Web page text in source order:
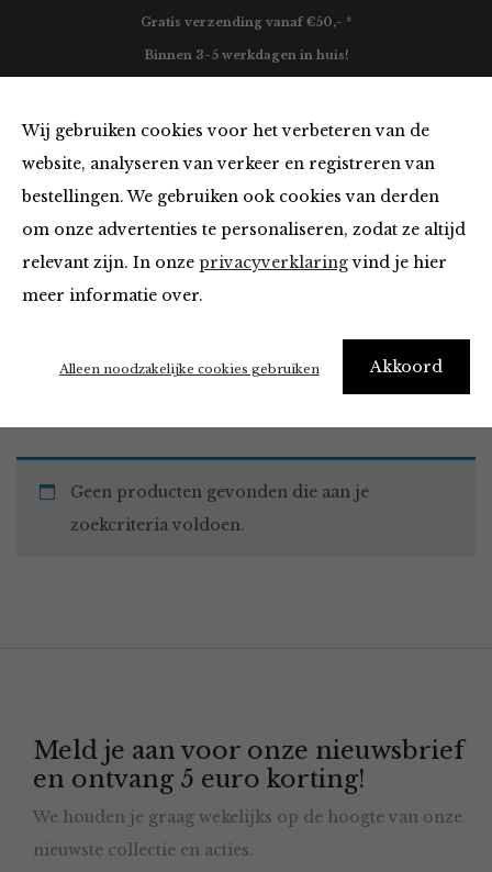
Wij gebruiken cookies voor het verbeteren van de
website, analyseren van verkeer en registreren van
bestellingen. We gebruiken ook cookies van derden
om onze advertenties te personaliseren, zodat ze altijd
relevant zijn. In onze privacyverklaringvind je hier
meer informatie over.
Akkoord
Alleen noodzakelijke cookies gebruiken
Gratis verzending vanaf €50,- *
Binnen 3-5 werkdagen in huis!
Must Haves
Home Winkel Accessoires Must Haves
Geen producten gevonden die aan je
zoekcriteria voldoen.
Meld je aan voor onze nieuwsbrief
en ontvang 5 euro korting!
We houden je graag wekelijks op de hoogte van onze
nieuwste collectie en acties.